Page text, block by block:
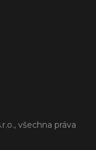
všechna práva